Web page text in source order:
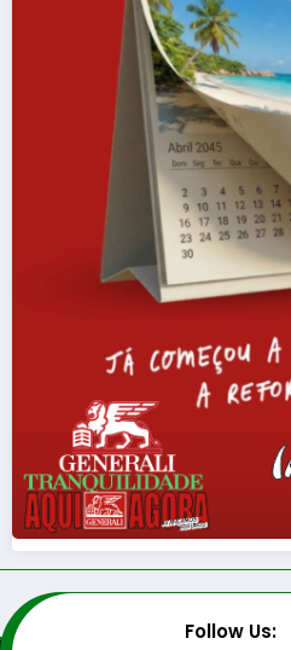
Follow Us: